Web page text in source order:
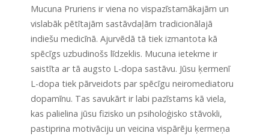
Mucuna Pruriens ir viena no vispazīstamākajām un
vislabāk pētītajām sastāvdaļām tradicionālajā
indiešu medicīnā. Ajurvēdā tā tiek izmantota kā
spēcīgs uzbudinošs līdzeklis. Mucuna ietekme ir
saistīta ar tā augsto L-dopa sastāvu. Jūsu ķermenī
L-dopa tiek pārveidots par spēcīgu neiromediatoru
dopamīnu. Tas savukārt ir labi pazīstams kā viela,
kas palielina jūsu fizisko un psiholoģisko stāvokli,
pastiprina motivāciju un veicina vispārēju ķermeņa